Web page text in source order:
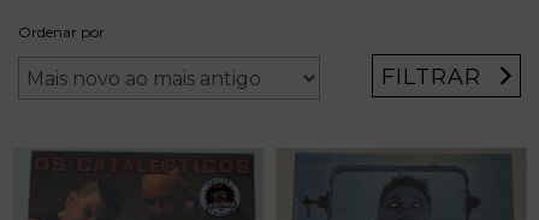
Ordenar por
FILTRAR